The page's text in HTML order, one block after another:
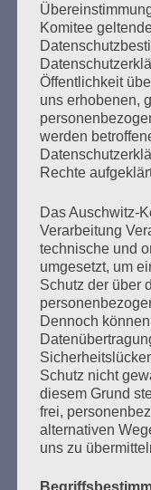
Auschwitz-
Erstellt am24.
76 Jahre nach der
Rote Armee am
Freunde, trotz
nah – und ihr
reinschauen und
Morddrohungen…
der
Beiträge
Komitee
Öffentlichkeit
uns erhobenen,
werden
Rechte
Das Auschwitz-
Verarbeitung
technische und
umgesetzt, um
Schutz der über
Dennoch
Schutz nicht
diesem Grund
frei,
alternativen
uns zu